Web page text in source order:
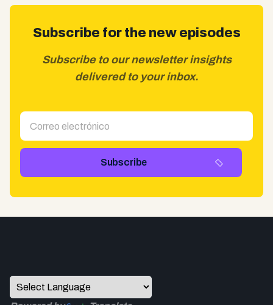
Subscribe for the new episodes
Subscribe to our newsletter insights
delivered to your inbox.